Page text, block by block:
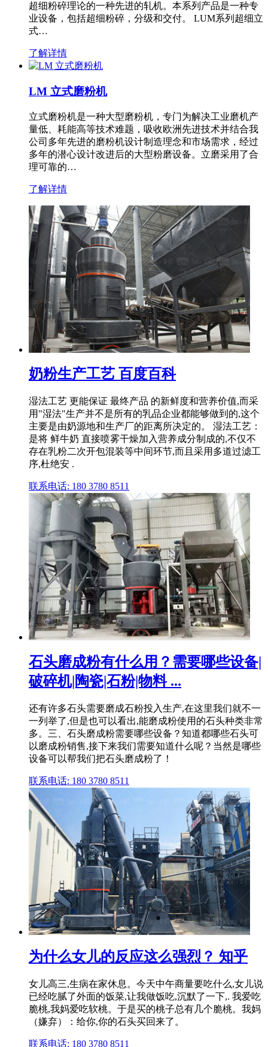
超细粉碎理论的一种先进的轧机。本系列产品是一种专
业设备，包括超细粉碎，分级和交付。 LUM系列超细立
式…
了解详情
LM 立式磨粉机
立式磨粉机是一种大型磨粉机，专门为解决工业磨机产
量低、耗能高等技术难题，吸收欧洲先进技术并结合我
公司多年先进的磨粉机设计制造理念和市场需求，经过
多年的潜心设计改进后的大型粉磨设备。立磨采用了合
理可靠的…
了解详情
奶粉生产工艺 百度百科
湿法工艺 更能保证 最终产品 的新鲜度和营养价值,而采
用"湿法"生产并不是所有的乳品企业都能够做到的,这个
主要是由奶源地和生产厂的距离所决定的。 湿法工艺：
是将 鲜牛奶 直接喷雾干燥加入营养成分制成的,不仅不
存在乳粉二次开包混装等中间环节,而且采用多道过滤工
序,杜绝安 .
联系电话: 180 3780 8511
石头磨成粉有什么用？需要哪些设备|
破碎机|陶瓷|石粉|物料 ...
还有许多石头需要磨成石粉投入生产,在这里我们就不一
一列举了,但是也可以看出,能磨成粉使用的石头种类非常
多。三、石头磨成粉需要哪些设备？知道都哪些石头可
以磨成粉销售,接下来我们需要知道什么呢？当然是哪些
设备可以帮我们把石头磨成粉了！
联系电话: 180 3780 8511
为什么女儿的反应这么强烈？ 知乎
女儿高三,生病在家休息。今天中午商量要吃什么,女儿说
已经吃腻了外面的饭菜,让我做饭吃,沉默了一下,. 我爱吃
脆桃,我妈爱吃软桃。于是买的桃子总有几个脆桃。我妈
（嫌弃）：给你,你的石头买回来了。
联系电话: 180 3780 8511